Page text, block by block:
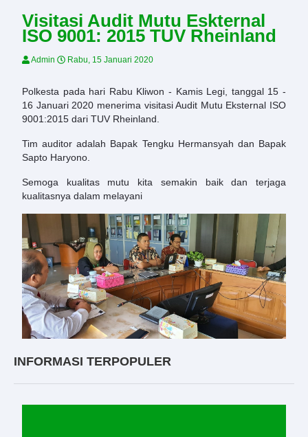
Visitasi Audit Mutu Eskternal
ISO 9001: 2015 TUV Rheinland
Admin Rabu, 15 Januari 2020
Polkesta pada hari Rabu Kliwon - Kamis Legi, tanggal 15 -
16 Januari 2020 menerima visitasi Audit Mutu Eksternal ISO
9001:2015 dari TUV Rheinland.
Tim auditor adalah Bapak Tengku Hermansyah dan Bapak
Sapto Haryono.
Semoga kualitas mutu kita semakin baik dan terjaga
kualitasnya dalam melayani
INFORMASI TERPOPULER